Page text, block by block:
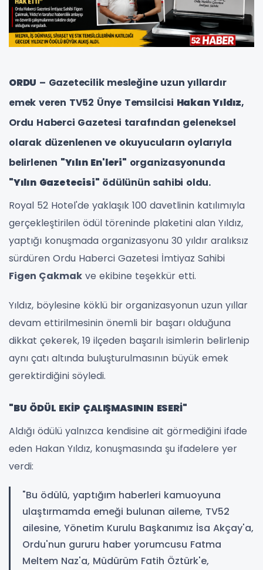
ORDU – Gazetecilik mesleğine uzun yıllardır
emek veren TV52 Ünye Temsilcisi Hakan Yıldız,
Ordu Haberci Gazetesi tarafından geleneksel
olarak düzenlenen ve okuyucuların oylarıyla
belirlenen "Yılın En'leri" organizasyonunda
"Yılın Gazetecisi" ödülünün sahibi oldu.
Royal 52 Hotel'de yaklaşık 100 davetlinin katılımıyla
gerçekleştirilen ödül töreninde plaketini alan Yıldız,
yaptığı konuşmada organizasyonu 30 yıldır aralıksız
sürdüren Ordu Haberci Gazetesi İmtiyaz Sahibi
Figen Çakmak ve ekibine teşekkür etti.
Yıldız, böylesine köklü bir organizasyonun uzun yıllar
devam ettirilmesinin önemli bir başarı olduğuna
dikkat çekerek, 19 ilçeden başarılı isimlerin belirlenip
aynı çatı altında buluşturulmasının büyük emek
gerektirdiğini söyledi.
"BU ÖDÜL EKİP ÇALIŞMASININ ESERİ"
Aldığı ödülü yalnızca kendisine ait görmediğini ifade
eden Hakan Yıldız, konuşmasında şu ifadelere yer
verdi:
"Bu ödülü, yaptığım haberleri kamuoyuna
ulaştırmamda emeği bulunan aileme, TV52
ailesine, Yönetim Kurulu Başkanımız İsa Akçay'a,
Ordu'nun gururu haber yorumcusu Fatma
Meltem Naz'a, Müdürüm Fatih Öztürk'e,